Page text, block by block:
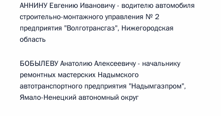
АННИНУ Евгению Ивановичу - водителю автомобиля
строительно-монтажного управления № 2
предприятия "Волготрансгаз", Нижегородская
область
БОБЫЛЕВУ Анатолию Алексеевичу - начальнику
ремонтных мастерских Надымского
автотранспортного предприятия "Надымгазпром",
Ямало-Ненецкий автономный округ